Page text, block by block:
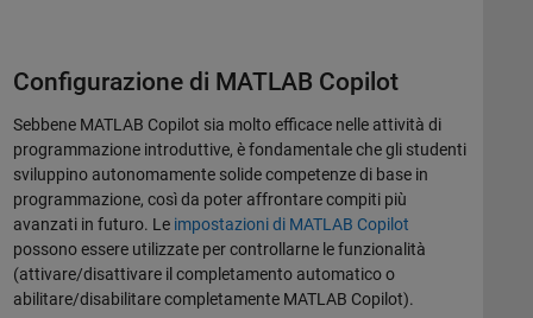
Configurazione di MATLAB Copilot
Sebbene MATLAB Copilot sia molto efficace nelle attività di
programmazione introduttive, è fondamentale che gli studenti
sviluppino autonomamente solide competenze di base in
programmazione, così da poter affrontare compiti più
avanzati in futuro. Le impostazioni di MATLAB Copilot
possono essere utilizzate per controllarne le funzionalità
(attivare/disattivare il completamento automatico o
abilitare/disabilitare completamente MATLAB Copilot).